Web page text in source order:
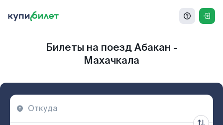
Билеты на поезд Абакан -
Махачкала